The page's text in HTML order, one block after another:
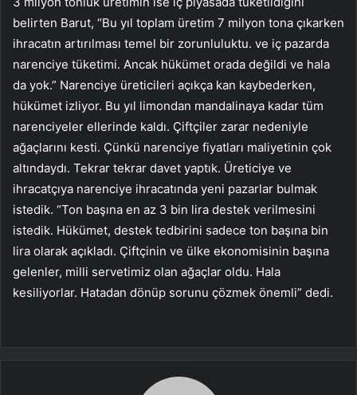
belirten Barut, “Bu yıl toplam üretim 7 milyon tona çıkarken
ihracatın artırılması temel bir zorunluluktu. ve iç pazarda
narenciye tüketimi. Ancak hükümet orada değildi ve hala
da yok.” Narenciye üreticileri açıkça kan kaybederken,
hükümet izliyor. Bu yıl limondan mandalinaya kadar tüm
narenciyeler ellerinde kaldı. Çiftçiler zarar nedeniyle
ağaçlarını kesti. Çünkü narenciye fiyatları maliyetinin çok
altındaydı. Tekrar tekrar davet yaptık. Üreticiye ve
ihracatçıya narenciye ihracatında yeni pazarlar bulmak
istedik. “Ton başına en az 3 bin lira destek verilmesini
istedik. Hükümet, destek tedbirini sadece ton başına bin
lira olarak açıkladı. Çiftçinin ve ülke ekonomisinin başına
gelenler, milli servetimiz olan ağaçlar oldu. Hala
kesiliyorlar. Hatadan dönüp sorunu çözmek önemli” dedi.